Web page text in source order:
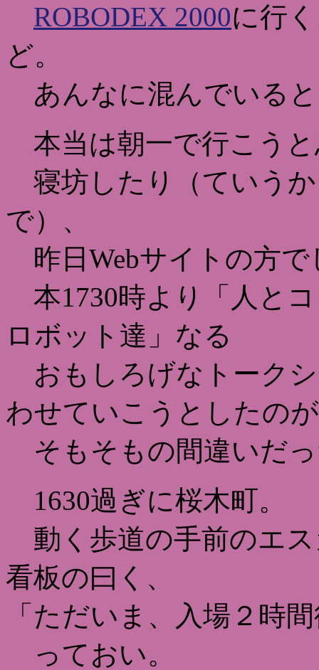
ROBODEX 2000に行
ど。
あんなに混んでいる
本当は朝一で行こう
寝坊したり（ていう
で）、
昨日Webサイトの方
本1730時より「人と
ロボット達」なる
おもしろげなトーク
わせていこうとしたの
そもそもの間違いだ
1630過ぎに桜木町。
動く歩道の手前のエ
看板の曰く、
「ただいま、入場２時
っておい。